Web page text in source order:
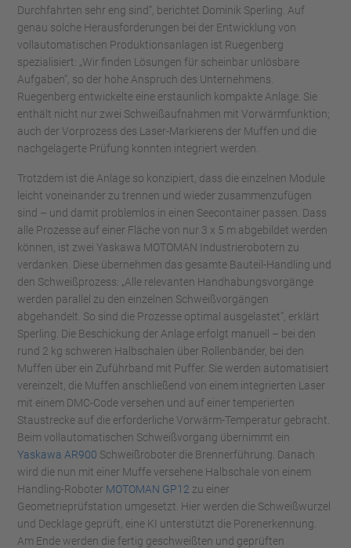
Durchfahrten sehr eng sind“, berichtet Dominik Sperling. Auf
genau solche Herausforderungen bei der Entwicklung von
vollautomatischen Produktionsanlagen ist Ruegenberg
spezialisiert: „Wir finden Lösungen für scheinbar unlösbare
Aufgaben“, so der hohe Anspruch des Unternehmens.
Ruegenberg entwickelte eine erstaunlich kompakte Anlage. Sie
enthält nicht nur zwei Schweißaufnahmen mit Vorwärmfunktion;
auch der Vorprozess des Laser-Markierens der Muffen und die
nachgelagerte Prüfung konnten integriert werden.
Trotzdem ist die Anlage so konzipiert, dass die einzelnen Module
leicht voneinander zu trennen und wieder zusammenzufügen
sind – und damit problemlos in einen Seecontainer passen. Dass
alle Prozesse auf einer Fläche von nur 3 x 5 m abgebildet werden
können, ist zwei Yaskawa MOTOMAN Industrierobotern zu
verdanken. Diese übernehmen das gesamte Bauteil-Handling und
den Schweißprozess: „Alle relevanten Handhabungsvorgänge
werden parallel zu den einzelnen Schweißvorgängen
abgehandelt. So sind die Prozesse optimal ausgelastet“, erklärt
Sperling. Die Beschickung der Anlage erfolgt manuell – bei den
rund 2 kg schweren Halbschalen über Rollenbänder, bei den
Muffen über ein Zuführband mit Puffer. Sie werden automatisiert
vereinzelt, die Muffen anschließend von einem integrierten Laser
mit einem DMC-Code versehen und auf einer temperierten
Staustrecke auf die erforderliche Vorwärm-Temperatur gebracht.
Beim vollautomatischen Schweißvorgang übernimmt ein
Yaskawa AR900 Schweißroboter die Brennerführung. Danach
wird die nun mit einer Muffe versehene Halbschale von einem
Handling-Roboter MOTOMAN GP12 zu einer
Geometrieprüfstation umgesetzt. Hier werden die Schweißwurzel
und Decklage geprüft, eine KI unterstützt die Porenerkennung.
Am Ende werden die fertig geschweißten und geprüften